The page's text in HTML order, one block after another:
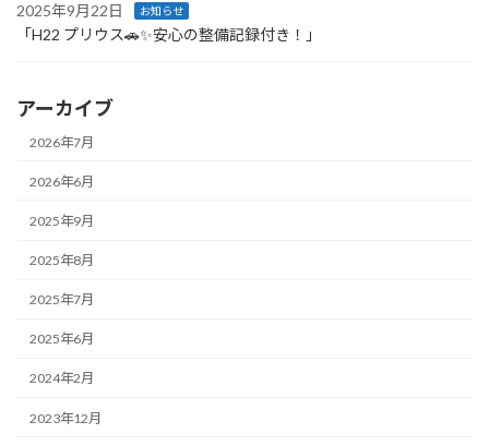
2025年9月22日 お知らせ
「H22 プリウス🚗✨安心の整備記録付き！」
アーカイブ
2026年7月
2026年6月
2025年9月
2025年8月
2025年7月
2025年6月
2024年2月
2023年12月